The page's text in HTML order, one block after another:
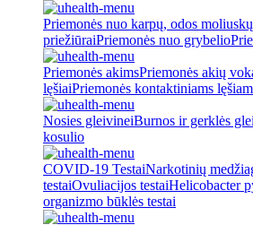
Priemonės nuo karpų, odos moliuskų
priežiūraiPriemonės nuo grybelio
Priemonės akimsPriemonės akių
lęšiaiPriemonės kontaktiniams
Nosies gleivineiBurnos ir gerklės
kosulio
COVID-19 TestaiNarkotinių
testaiOvuliacijos testaiHelicobacter
organizmo būklės testai